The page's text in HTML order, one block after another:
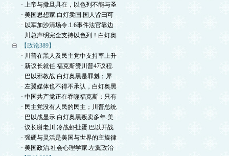
· 上帝与撒旦具在，以色列不能与圣
· 美国思想家.白灯卖国.国人皆曰可
· 以军加沙清场令.1.6事件法官靠边
· 川总声明完全支持以色列！白灯奥
【政论389】
· 川普在黑人及民主党中支持率上升
· 新议长就任.福克斯赞川普47议程.
· 巴以邪教战.白灯奥黑是罪魁；犀
· 左翼媒体也不得不承认，白灯奥黑
· 中国共产党正在吞噬福克斯；只有
· 民主党没有人民的民主；川普总统
· 巴以战显示.白灯奥黑叛卖多年.美
· 议长谢老川.冷战虾扯蛋.巴以开战
· 强硬与灵活是美国与世界的主旋律
· 美国政治.社会心理学家.左翼政治